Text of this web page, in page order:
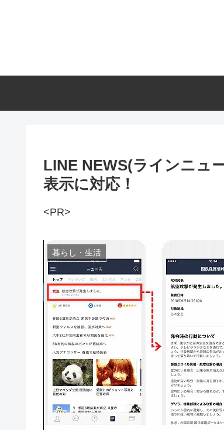
LINE NEWS(ラインニュ
表示に対応！
<PR>
暮らし・生活